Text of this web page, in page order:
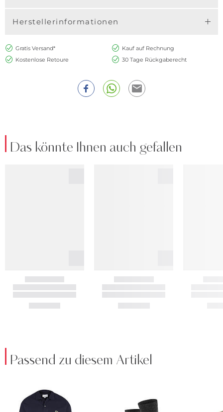
Herstellerinformationen
Gratis Versand*
Kauf auf Rechnung
Kostenlose Retoure
30 Tage Rückgaberecht
Das könnte Ihnen auch gefallen
Passend zu diesem Artikel